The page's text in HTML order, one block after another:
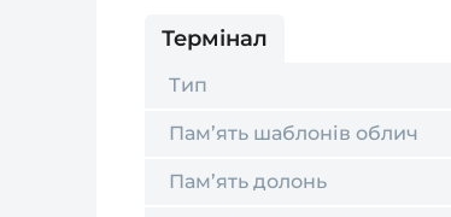
Термінал
Тип
Пам’ять шаблонів облич
Пам’ять долонь